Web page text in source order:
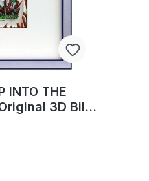
INTO THE
3D Bild